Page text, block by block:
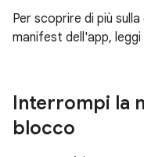
Per scoprire di più
manifest dell'app,
Interrompi la
blocco